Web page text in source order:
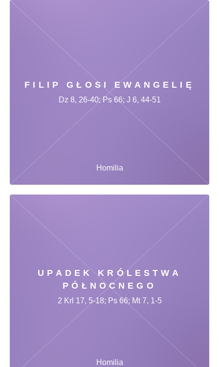
FILIP GŁOSI EWANGELIĘ
Homilia
Dz 8, 26-40; Ps 66; J 6, 44-51
UPADEK KRÓLESTWA
PÓŁNOCNEGO
Homilia
2 Krl 17, 5-18; Ps 66; Mt 7, 1-5